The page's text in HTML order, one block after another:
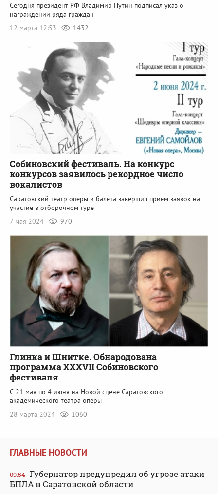
Сегодня президент РФ Владимир Путин подписал указ о
награждении ряда граждан
12 марта 12:53
1432
Собиновский фестиваль. На конкурс
конкурсов заявилось рекордное число
вокалистов
Саратовский театр оперы и балета завершил прием заявок на
участие в отборочном туре
7 мая 2024
970
Глинка и Шнитке. Обнародована
программа XXXVII Собиновского
фестиваля
С 21 мая по 4 июня на Новой сцене Саратовского
академического театра оперы
28 марта 2024
1060
ГЛАВНЫЕ НОВОСТИ
09:54 Губернатор предупредил об угрозе атаки
БПЛА в Саратовской области